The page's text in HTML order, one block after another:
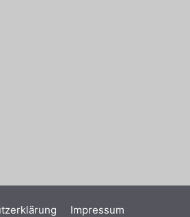
Impressum